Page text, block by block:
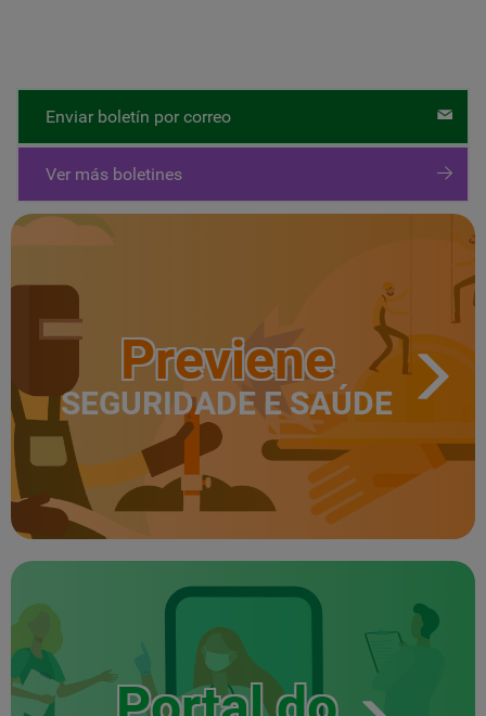
Enviar boletín por correo
Ver más boletines
Previene
SEGURIDADE E SAÚDE